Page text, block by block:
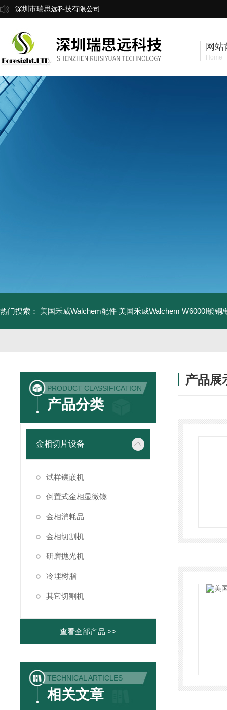
深圳市瑞思远科技有限公司
网站
Home
热门搜索： 美国禾威Walchem配件 美国禾威Walchem W6000I镀铜
PRODUCT CLASSIFICATION
产品分类
金相切片设备
试样镶嵌机
倒置式金相显微镜
金相消耗品
金相切割机
研磨抛光机
冷埋树脂
其它切割机
查看全部产品 >>
TECHNICAL ARTICLES
相关文章
产品展